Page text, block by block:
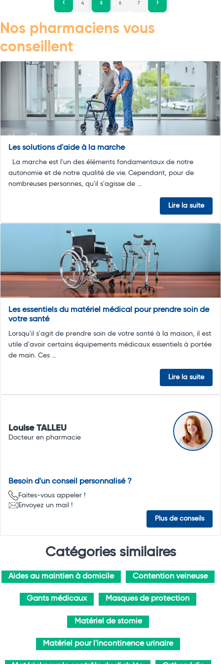
4 5 6 7
Nos pharmaciens vous
conseillent
Les solutions d'aide à la marche
La marche est l'un des éléments fondamentaux de notre
autonomie et de notre qualité de vie. Cependant, pour de
nombreuses personnes, qu'il s'agisse de ...
Lire la suite
Les essentiels du matériel médical pour prendre soin de
votre santé
Lorsqu'il s'agit de prendre soin de votre santé à la maison, il est
utile d'avoir certains équipements médicaux essentiels à portée
de main. Ces ...
Lire la suite
Louise TALLEU
Docteur en pharmacie
Besoin d'un conseil personnalisé ?
Faites-vous appeler !
Envoyez un mail !
Plus de conseils
Catégories similaires
Aides au maintien à domicile Contention veineuse
Gants médicaux Masques de protection
Matériel de stomie
Matériel pour l'incontinence urinaire